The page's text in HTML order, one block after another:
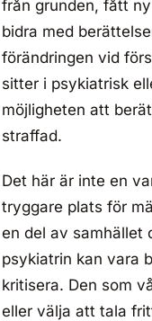
från grunden, fått
bidra med
förändringen vid
sitter i psykiatrisk
möjligheten att
straffad.
Det här är inte en
tryggare plats för
en del av samhället
psykiatrin kan vara
kritisera. Den som
eller välja att tala